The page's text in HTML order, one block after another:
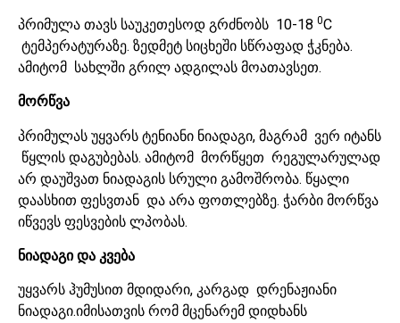
პრიმულა თავს საუკეთესოდ გრძნობს 10-18 0C
ტემპერატურაზე. ზედმეტ სიცხეში სწრაფად ჭკნება.
ამიტომ სახლში გრილ ადგილას მოათავსეთ.
მორწვა
პრიმულას უყვარს ტენიანი ნიადაგი, მაგრამ ვერ იტანს
წყლის დაგუბებას. ამიტომ მორწყეთ რეგულარულად
არ დაუშვათ ნიადაგის სრული გამოშრობა. წყალი
დაასხით ფესვთან და არა ფოთლებზე. ჭარბი მორწვა
იწვევს ფესვების ლპობას.
ნიადაგი და კვება
უყვარს ჰუმუსით მდიდარი, კარგად დრენაჟიანი
ნიადაგი.იმისათვის რომ მცენარემ დიდხანს